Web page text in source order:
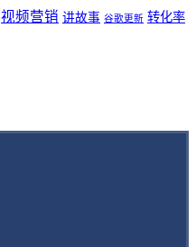
视频营销 讲故事 谷歌更新 转化率